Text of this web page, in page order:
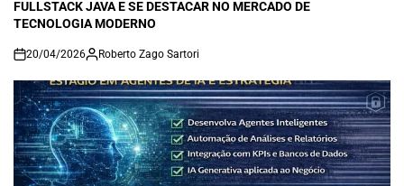
FULLSTACK JAVA E SE DESTACAR NO MERCADO DE
TECNOLOGIA MODERNO
on
20/04/2026 Roberto Zago Sartori